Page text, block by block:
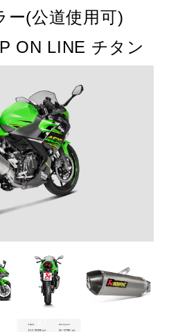
GILERA
HUSQVANA
TRIUMPH
閉じる
ー(公道使用可)
ON LINE チタン